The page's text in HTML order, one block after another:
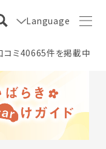
Language
コミ40665件を掲載中